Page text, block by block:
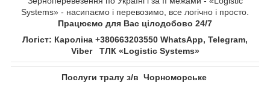
Systems» - насипаємо і перевозимо, все логічно і просто.
Працюємо для Вас цілодобово 24/7
Логіст: Кароліна +380663203550 WhatsApp, Telegram,
Viber ТЛК «Logistic Systems»
Послуги тралу з/в Чорноморське